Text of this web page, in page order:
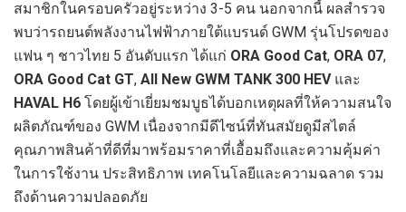
สมาชิกในครอบครัวอยู่ระหว่าง 3-5 คน นอกจากนี้ ผลสำรวจ
พบว่ารถยนต์พลังงานไฟฟ้าภายใต้แบรนด์ GWM รุ่นโปรดของ
แฟน ๆ ชาวไทย 5 อันดับแรก ได้แก่ ORA Good Cat, ORA 07,
ORA Good Cat GT, All New GWM TANK 300 HEVและ
HAVAL H6 โดยผู้เข้าเยี่ยมชมบูธได้บอกเหตุผลที่ให้ความสนใจ
ผลิตภัณฑ์ของ GWM เนื่องจากมีดีไซน์ที่ทันสมัยดูมีสไตล์
คุณภาพสินค้าที่ดีที่มาพร้อมราคาที่เอื้อมถึงและความคุ้มค่า
ในการใช้งาน ประสิทธิภาพ เทคโนโลยีและความฉลาด รวม
ถึงด้านความปลอดภัย